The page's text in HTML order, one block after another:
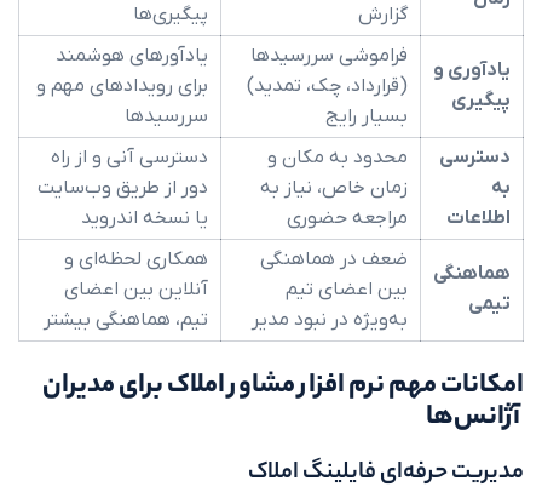
گزارش
فراموشی سررسیدها
(قرارداد، چک، تمدید)
بسیار رایج
یادآورهای هوشمند
برای رویدادهای مهم و
محدود به مکان و
زمان خاص، نیاز به
مراجعه حضوری
دسترسی آنی و از راه
دور از طریق وب‌سایت
یا نسخه اندروید
ضعف در هماهنگی
بین اعضای تیم
به‌ویژه در نبود مدیر
همکاری لحظه‌ای و
آنلاین بین اعضای
تیم، هماهنگی بیشتر
نرم افزار مشاور املاک برای مدیران
فایلینگ املاک